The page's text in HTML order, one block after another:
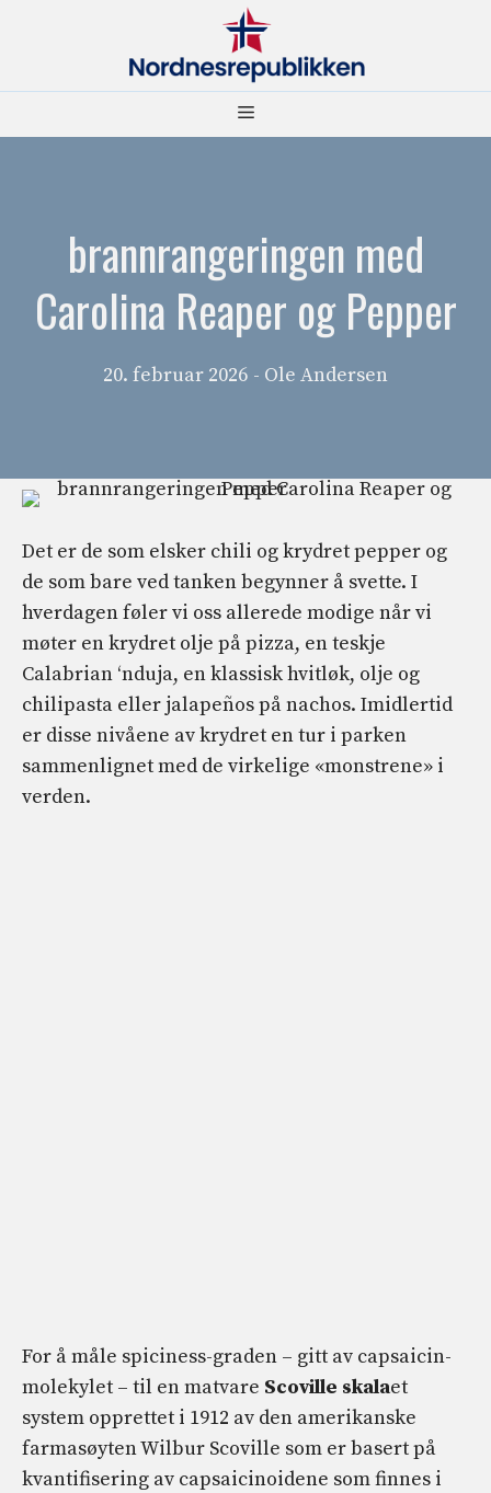
Meny
brannrangeringen med
Carolina Reaper og Pepper
20. februar 2026 - Ole Andersen
Det er de som elsker chili og krydret pepper og
de som bare ved tanken begynner å svette. I
hverdagen føler vi oss allerede modige når vi
møter en krydret olje på pizza, en teskje
Calabrian ‘nduja, en klassisk hvitløk, olje og
chilipasta eller jalapeños på nachos. Imidlertid
er disse nivåene av krydret en tur i parken
sammenlignet med de virkelige «monstrene» i
verden.
For å måle spiciness-graden – gitt av capsaicin-
molekylet – til en matvare Scoville skalaet
system opprettet i 1912 av den amerikanske
farmasøyten Wilbur Scoville som er basert på
kvantifisering av capsaicinoidene som finnes i